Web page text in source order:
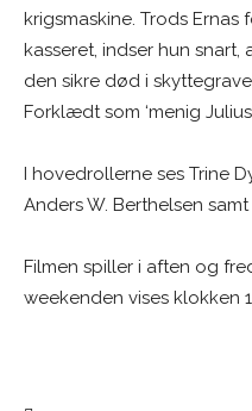
krigsmaskine. Trods
kasseret, indser hun snart,
den sikre død i
Forklædt som ‘menig
I hovedrollerne ses Trine
Anders W. Berthelsen
Filmen spiller i aften og
weekenden vises klokken